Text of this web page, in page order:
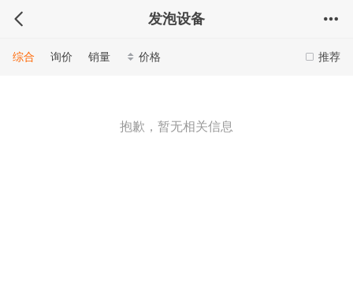
发泡设备
推荐
综合 询价 销量 价格
抱歉，暂无相关信息